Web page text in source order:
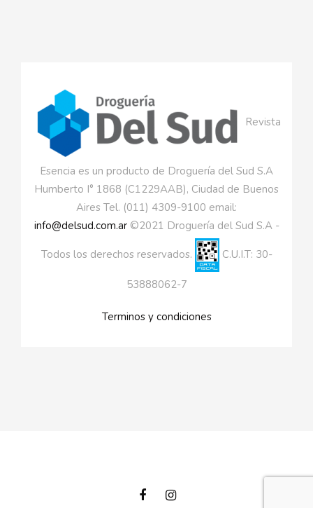
Revista
Esencia es un producto de Droguería del Sud S.A
Humberto I° 1868 (C1229AAB), Ciudad de Buenos
Aires Tel. (011) 4309-9100 email:
info@delsud.com.ar©2021 Droguería del Sud S.A -
Todos los derechos reservados. C.U.I.T: 30-
53888062-7
Terminos y condiciones